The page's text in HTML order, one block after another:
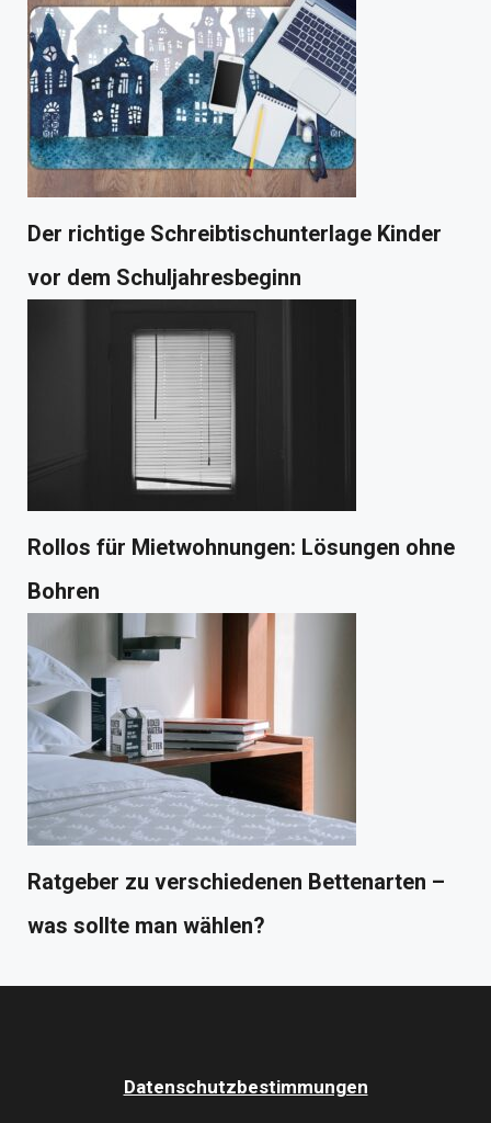
Der richtige Schreibtischunterlage Kinder
vor dem Schuljahresbeginn
Rollos für Mietwohnungen: Lösungen ohne
Bohren
Ratgeber zu verschiedenen Bettenarten –
was sollte man wählen?
Datenschutzbestimmungen